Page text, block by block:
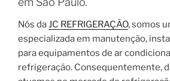
Nós daJC REFRIGERAÇÃO, somos
especializada em manutenção,
para equipamentos de ar
refrigeração. Consequentemente,